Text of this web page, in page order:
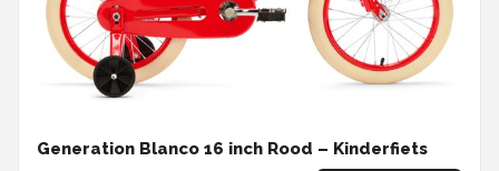
Generation Blanco 16 inch Rood – Kinderfiets